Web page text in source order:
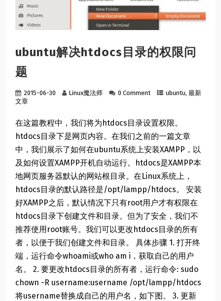
ubuntu解决htdocs目录的权限问
题
2015-06-30 Linux魔法师 0 Comment ubuntu,最新
文章
在这篇教程中，我们将为htdocs目录设置权限。
htdocs目录下是网页内容。在我们之前的一篇文章
中，我们展示了如何在ubuntu系统上安装XAMPP，以
及如何设置XAMPP开机自动运行。htdocs是XAMPP本
地网页服务器默认的网站根目录。在Linux系统上，
htdocs目录的默认路径是/opt/lampp/htdocs。 安装
好XAMPP之后，默认情况下只有root用户才有权限在
htdocs目录下创建文件和目录。但为了安全，我们不
推荐使用root账号。我们可以更改htdocs目录的所有
者，以便于我们创建文件和目录。 具体步骤 1. 打开终
端，运行命令whoami或who am i，获取自己的用户
名。 2. 要更改htdocs目录的所有者，运行命令: sudo
chown -R username:username /opt/lampp/htdocs
将username替换成自己的用户名，如下图。 3. 更新